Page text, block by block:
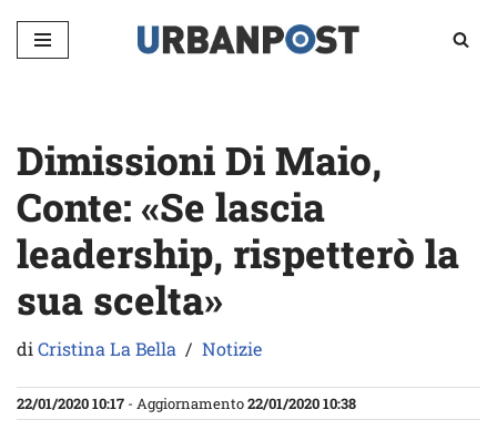
Vai
Dimissioni Di Maio,
Conte: «Se lascia
leadership, rispetterò la
sua scelta»
diCristina La Bella Notizie
22/01/2020 10:17 - Aggiornamento22/01/2020 10:38